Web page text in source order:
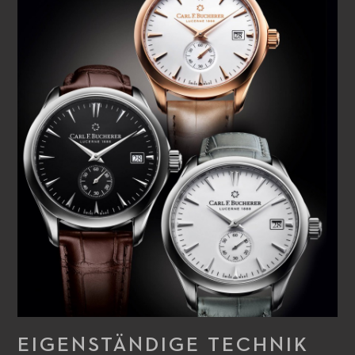
EIGENSTÄNDIGE TECHNIK